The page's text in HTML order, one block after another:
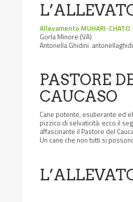
Allevamento MUHARI-CHATO
Gorla Minore (VA)
Antonella Ghidini
PASTORE
CAUCASO
Cane potente, esuberante ed
pizzico di selvaticità: ecco il
affascinante il Pastore del
Un cane che non tutti si